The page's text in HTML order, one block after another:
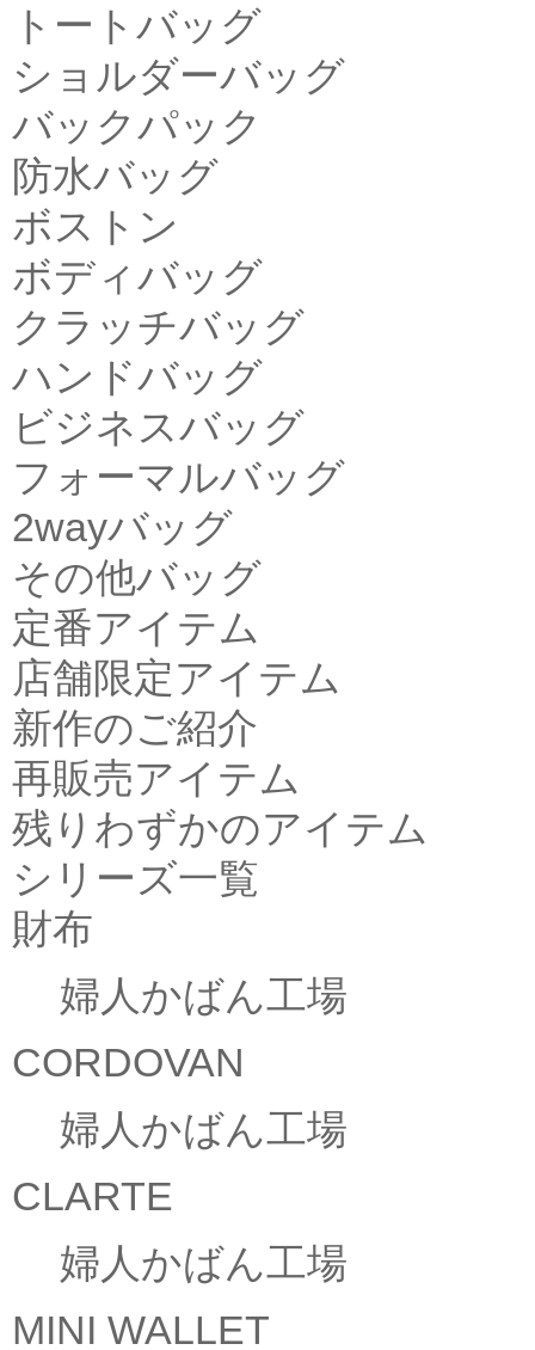
トートバッグ
ショルダーバッグ
バックパック
防水バッグ
ボストン
ボディバッグ
クラッチバッグ
ハンドバッグ
ビジネスバッグ
フォーマルバッグ
2wayバッグ
その他バッグ
定番アイテム
店舗限定アイテム
新作のご紹介
再販売アイテム
残りわずかのアイテム
シリーズ一覧
財布
婦人かばん工場
CORDOVAN
婦人かばん工場
CLARTE
婦人かばん工場
MINI WALLET